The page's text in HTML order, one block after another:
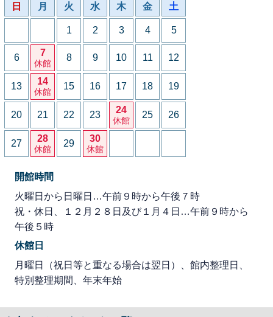
日 月 火 水 木 金 土
1 2 3 4 5
6 7
休館
8 9 10 11 12
13 14
休館
15 16 17 18 19
20 21 22 23 24
休館
25 26
27 28
休館
29 30
休館
開館時間
火曜日から日曜日…午前９時から午後７時
祝・休日、１２月２８日及び１月４日…午前９時から
午後５時
休館日
月曜日（祝日等と重なる場合は翌日）、館内整理日、
特別整理期間、年末年始